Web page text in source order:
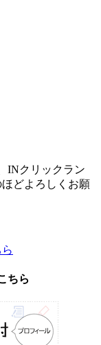
INクリックラン
どよろしくお願
ちら